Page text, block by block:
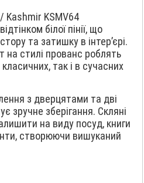
Kashmir KSMV64
білої пінії, що
та затишку в інтер’єрі.
на стилі прованс роблять
так і в сучасних
з дверцятами та дві
зручне зберігання. Скляні
на виду посуд, книги
створюючи вишуканий